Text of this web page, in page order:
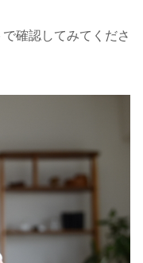
確認してみてくださ